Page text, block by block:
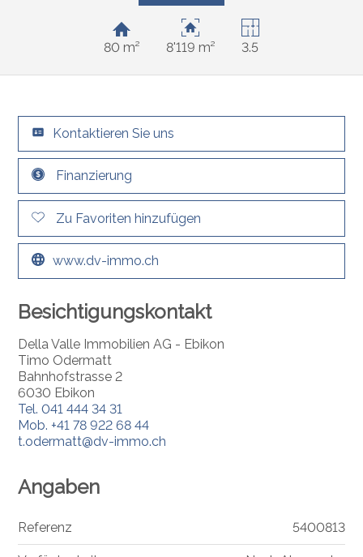
80 m² 8'119 m² 3.5
Kontaktieren Sie uns
Finanzierung
Zu Favoriten hinzufügen
www.dv-immo.ch
Besichtigungskontakt
Della Valle Immobilien AG - Ebikon
Timo Odermatt
Bahnhofstrasse 2
6030 Ebikon
Tel.041 444 34 31
Mob. +41 78 922 68 44
t.odermatt@dv-immo.ch
Angaben
Referenz 5400813